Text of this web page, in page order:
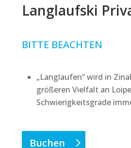
Langlaufski
BITTE BEACHTEN
„Langlaufen“ wird in
größeren Vielfalt an
Schwierigkeitsgrade
Buchen